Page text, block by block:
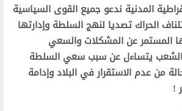
المدنية ندعو جميع القوى السياسية
الحراك تصديا لنهج السلطة وإدارتها
المستمر عن المشكلات والسعي
الشعب يتساءل عن سبب سعي السلطة
من عدم الاستقرار في البلادوإدامة
!